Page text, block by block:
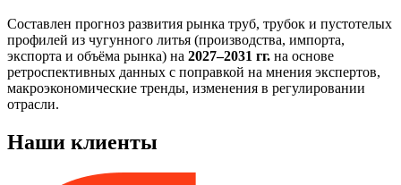
Составлен прогноз развития рынка труб, трубок и пустотелых
профилей из чугунного литья (производства, импорта,
экспорта и объёма рынка) на 2027–2031 гг. на основе
ретроспективных данных с поправкой на мнения экспертов,
макроэкономические тренды, изменения в регулировании
отрасли.
Наши клиенты